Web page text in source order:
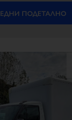
ПОДЕТАЛНО